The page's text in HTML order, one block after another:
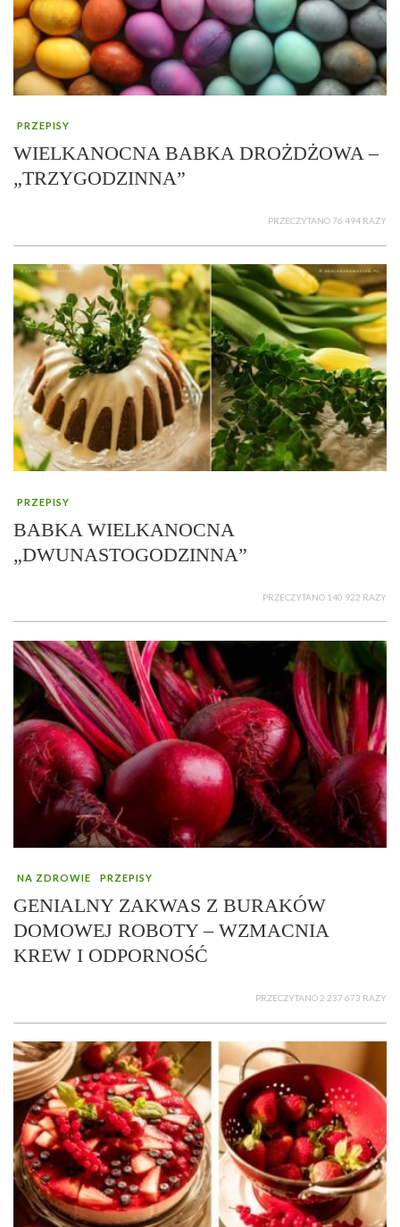
PRZEPISY
WIELKANOCNA BABKA DROŻDŻOWA –
„TRZYGODZINNA”
PRZECZYTANO 76 494 RAZY
PRZEPISY
BABKA WIELKANOCNA
„DWUNASTOGODZINNA”
PRZECZYTANO 140 922 RAZY
NA ZDROWIE PRZEPISY
GENIALNY ZAKWAS Z BURAKÓW
DOMOWEJ ROBOTY – WZMACNIA
KREW I ODPORNOŚĆ
PRZECZYTANO 2 237 673 RAZY